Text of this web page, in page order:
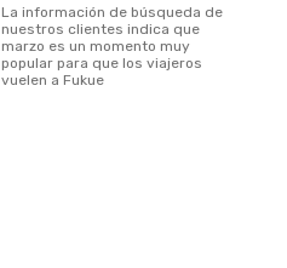
La información de búsqueda de
nuestros clientes indica que
marzo es un momento muy
popular para que los viajeros
vuelen a Fukue